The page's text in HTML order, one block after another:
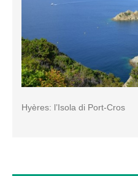
Hyères: l’Isola di Port-Cros